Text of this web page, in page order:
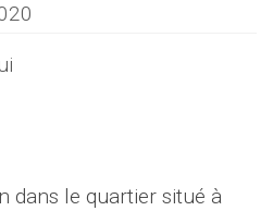
dans le quartier situé à